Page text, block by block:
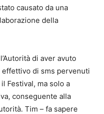
causato da una
della
di aver avuto
di sms pervenuti
Festival, ma solo a
conseguente alla
Tim – fa sapere